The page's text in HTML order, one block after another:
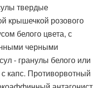
твердые
крышечкой розового
белого цвета, с
черными
- гранулы белого или
капс. Противорвотный